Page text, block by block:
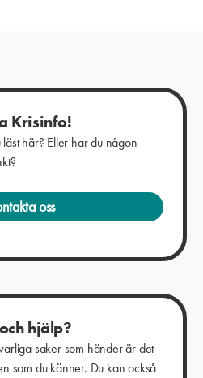
Krisinfo!
här? Eller har du någon
oss
hjälp?
saker som händer är det
som du känner. Du kan också